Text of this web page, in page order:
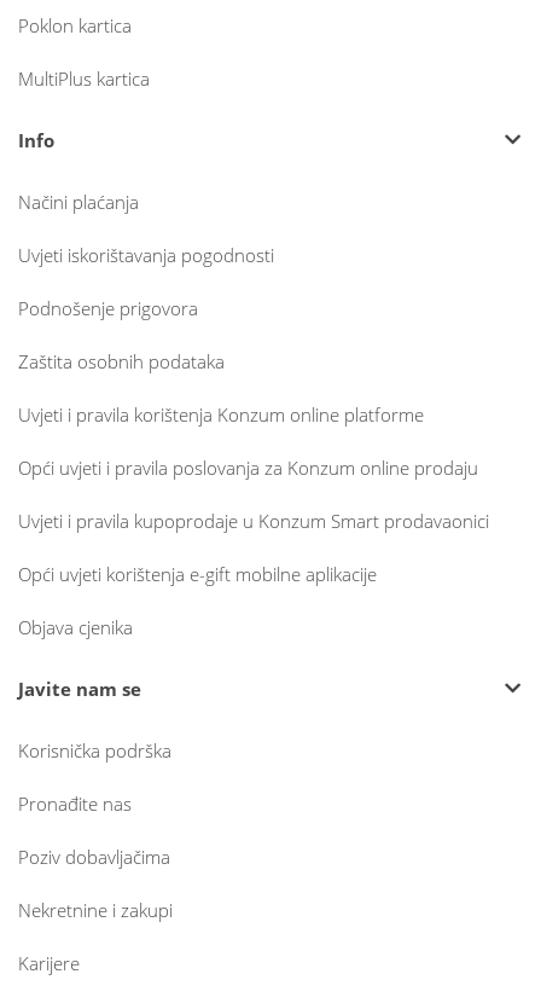
Poklon kartica
MultiPlus kartica
Info
Načini plaćanja
Uvjeti iskorištavanja pogodnosti
Podnošenje prigovora
Zaštita osobnih podataka
Uvjeti i pravila korištenja Konzum online platforme
Opći uvjeti i pravila poslovanja za Konzum online prodaju
Uvjeti i pravila kupoprodaje u Konzum Smart prodavaonici
Opći uvjeti korištenja e-gift mobilne aplikacije
Objava cjenika
Javite nam se
Korisnička podrška
Pronađite nas
Poziv dobavljačima
Nekretnine i zakupi
Karijere